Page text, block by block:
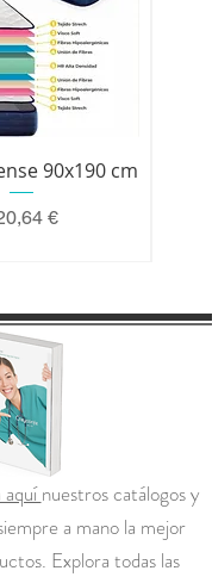
90x190 cm
€
aquínuestros catálogos y
a mano la mejor
Explora todas las